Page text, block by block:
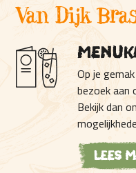
Van Dijk
Op je
bezoek aan
Bekijk dan
Lees